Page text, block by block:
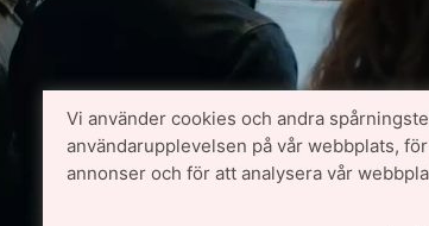
Vi använder cookies och andra
användarupplevelsen på vår webbplats,
annonser och för att analysera vår